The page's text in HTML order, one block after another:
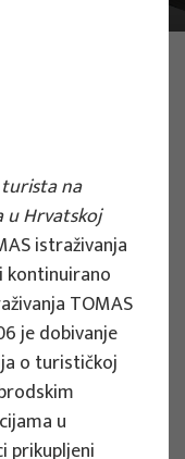
na
Hrvatskoj
istraživanja
TOMAS
je dobivanje
o turističkoj
u
prikupljeni